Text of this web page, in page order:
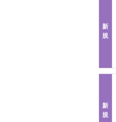
新
規
新
規